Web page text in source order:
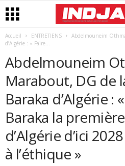
Accueil ENTRETIENS
Abdelmouneim
d’Algérie : « Faire...
Abdelmouneim
Marabout, DG de
Baraka d’Algérie :
Baraka la
d’Algérie d’ici
à l’éthique »